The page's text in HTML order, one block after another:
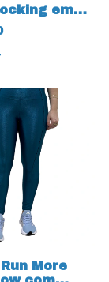
em
com
Roxo
More